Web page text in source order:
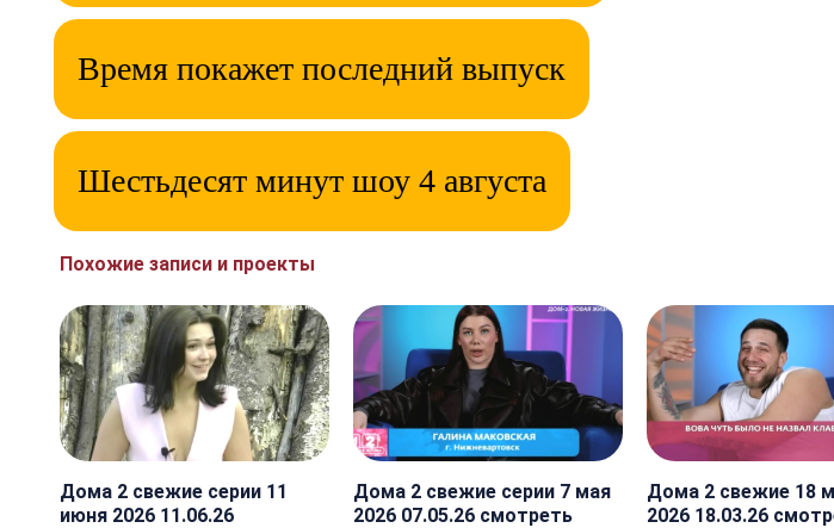
Время покажет последний выпуск
Шестьдесят минут шоу 4 августа
Похожие записи и проекты
Дома 2 свежие серии 11
июня 2026 11.06.26
Дома 2 свежие серии 7 мая
2026 07.05.26 смотреть
Дома 2 свежие 18
2026 18.03.26